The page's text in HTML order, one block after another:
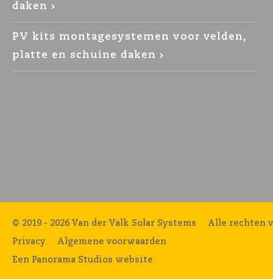
daken
PV kits montagesystemen voor velden,
platte en schuine daken
© 2019 - 2026 Van der Valk Solar Systems Alle rechten
Privacy Algemene voorwaarden
Een Panorama Studios website